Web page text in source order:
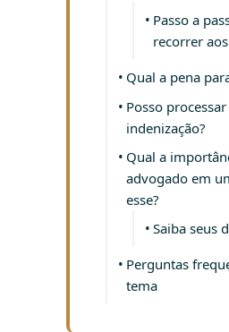
Passo a
recorrer
Qual a pena
Posso
indenização?
Qual a
advogado em
esse?
Saiba seus
Perguntas
tema